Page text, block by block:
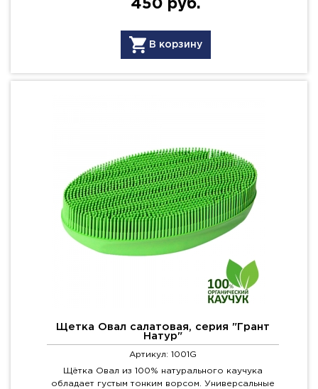
450 руб.
В корзину
Щетка Овал салатовая, серия "Грант
Натур"
Артикул: 1001G
Щётка Овал из 100% натурального каучука
обладает густым тонким ворсом. Универсальные